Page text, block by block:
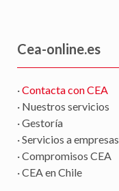
Cea-online.es
·Contacta con CEA
· Nuestros servicios
· Gestoría
· Servicios a empresas
· Compromisos CEA
· CEA en Chile